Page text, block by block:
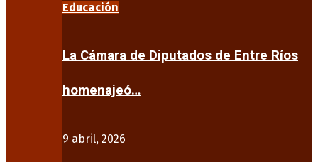
Educación
La Cámara de Diputados de Entre Ríos
homenajeó…
9 abril, 2026